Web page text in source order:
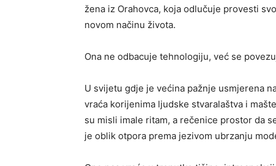
žena iz Orahovca, koja odlučuje provesti
novom načinu života.
Ona ne odbacuje tehnologiju, već se
U svijetu gdje je većina pažnje usmjerena
vraća korijenima ljudske stvaralaštva i
su misli imale ritam, a rečenice prostor da
je oblik otpora prema jezivom ubrzanju